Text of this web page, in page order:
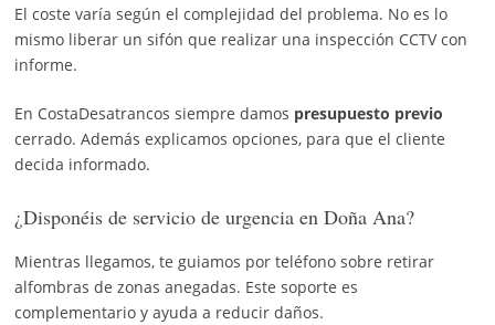
El coste varía según el complejidad del problema. No es lo
mismo liberar un sifón que realizar una inspección CCTV con
informe.
En CostaDesatrancos siempre damos presupuesto previo
cerrado. Además explicamos opciones, para que el cliente
decida informado.
¿Disponéis de servicio de urgencia en Doña Ana?
Mientras llegamos, te guiamos por teléfono sobre retirar
alfombras de zonas anegadas. Este soporte es
complementario y ayuda a reducir daños.